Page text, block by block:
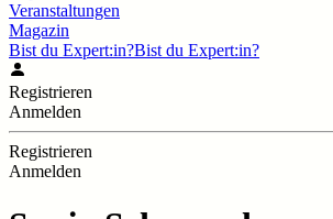
Veranstaltungen
Magazin
Bist du Expert:in?Bist du Expert:in?
Registrieren
Anmelden
Registrieren
Anmelden